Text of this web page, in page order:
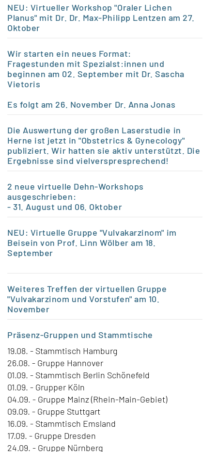
NEU: Virtueller Workshop "Oraler Lichen
Planus" mit Dr. Dr. Max-Philipp Lentzen am 27.
Oktober
Wir starten ein neues Format:
Fragestunden mit Spezialst:innen und
beginnen am 02. September mit Dr. Sascha
Vietoris
Es folgt am 26. November Dr. Anna Jonas
Die Auswertung der großen Laserstudie in
Herne ist jetzt in "Obstetrics & Gynecology"
publiziert. Wir hatten sie aktiv unterstützt. Die
Ergebnisse sind vielverspresprechend!
2 neue virtuelle Dehn-Workshops
ausgeschrieben:
- 31. August und 06. Oktober
NEU: Virtuelle Gruppe "Vulvakarzinom" im
Beisein von Prof. Linn Wölber am 18.
September
Weiteres Treffen der virtuellen Gruppe
"Vulvakarzinom und Vorstufen" am 10.
November
Präsenz-Gruppen und Stammtische
19.08. - Stammtisch Hamburg
26.08. - Gruppe Hannover
01.09. - Stammtisch Berlin Schönefeld
01.09. - Grupper Köln
04.09. - Gruppe Mainz (Rhein-Main-Gebiet)
09.09. - Gruppe Stuttgart
16.09. - Stammtisch Emsland
17.09. - Gruppe Dresden
24.09. - Gruppe Nürnberg